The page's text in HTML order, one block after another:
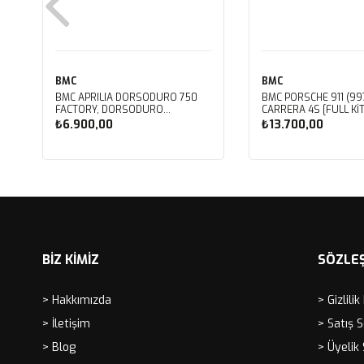
BMC
BMC APRILIA DORSODURO 750
FACTORY, DORSODURO
900, SHIVER 750 GT, SHIVER
750 KUTU İÇİ PERFORMANS HAVA
₺6.900,00
BMC
BMC PORSCHE 911
CARRERA 4S [FULL
PERFORMANS HAVA
FB468/20
₺13.700,00
BİZ KİMİZ
> Hakkımızda
> İletişim
> Blog
>
> Satış
> Üyelik